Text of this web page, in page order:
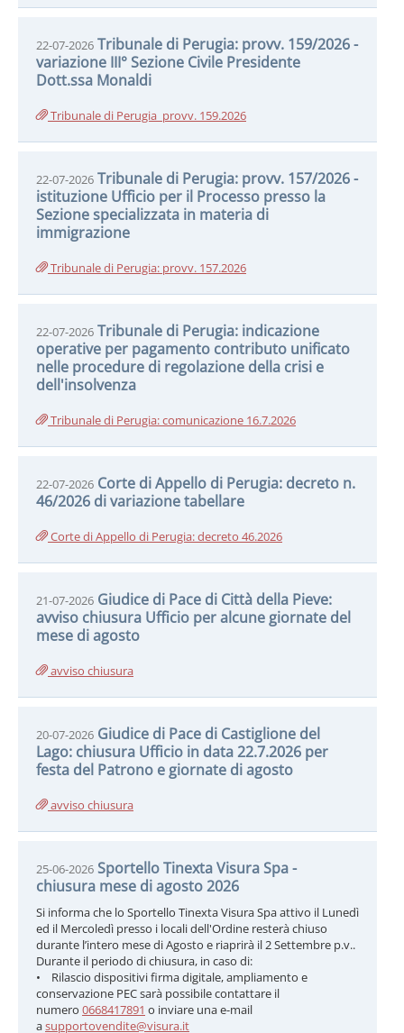
22-07-2026 Tribunale di Perugia: provv. 159/2026 -
variazione III° Sezione Civile Presidente
Dott.ssa Monaldi
Tribunale di Perugia_provv. 159.2026
22-07-2026 Tribunale di Perugia: provv. 157/2026 -
istituzione Ufficio per il Processo presso la
Sezione specializzata in materia di
immigrazione
Tribunale di Perugia: provv. 157.2026
22-07-2026 Tribunale di Perugia: indicazione
operative per pagamento contributo unificato
nelle procedure di regolazione della crisi e
dell'insolvenza
Tribunale di Perugia: comunicazione 16.7.2026
22-07-2026 Corte di Appello di Perugia: decreto n.
46/2026 di variazione tabellare
Corte di Appello di Perugia: decreto 46.2026
21-07-2026 Giudice di Pace di Città della Pieve:
avviso chiusura Ufficio per alcune giornate del
mese di agosto
avviso chiusura
20-07-2026 Giudice di Pace di Castiglione del
Lago: chiusura Ufficio in data 22.7.2026 per
festa del Patrono e giornate di agosto
avviso chiusura
25-06-2026 Sportello Tinexta Visura Spa -
chiusura mese di agosto 2026
Si informa che lo Sportello Tinexta Visura Spa attivo il Lunedì
ed il Mercoledì presso i locali dell'Ordine resterà chiuso
durante l’intero mese di Agosto e riaprirà il 2 Settembre p.v..
Durante il periodo di chiusura, in caso di:
• Rilascio dispositivi firma digitale, ampliamento e
conservazione PEC sarà possibile contattare il
numero 0668417891 o inviare una e-mail
asupportovendite@visura.it